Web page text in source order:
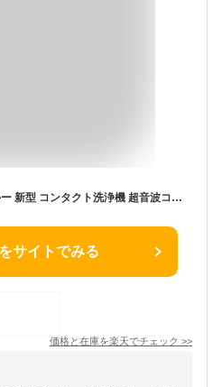
コンタクト 超音波洗浄機 ブルー 新型 コンタクト洗浄機 超音波コンタクト洗浄機 USB充電式 電動 振動 回転式 小型 汚れ除去 (管理S) 送料無料 【SK19569】
サイトでみる
価格と在庫を楽天でチェック >>